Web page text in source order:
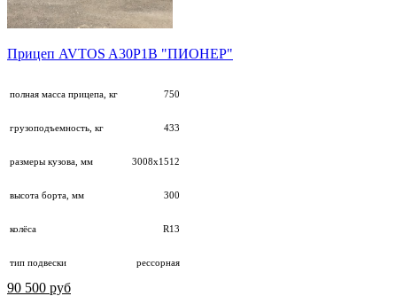
Прицеп AVTOS A30P1B "ПИОНЕР"
полная масса прицепа, кг 750
грузоподъемность, кг 433
размеры кузова, мм 3008х1512
высота борта, мм 300
колёса R13
тип подвески рессорная
90 500 руб